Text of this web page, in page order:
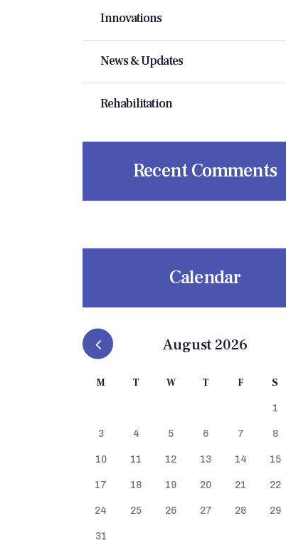
Innovations
News & Updates
Rehabilitation
Recent Comments
Calendar
August 2026
M T W T F S
1
3 4 5 6 7 8
10 11 12 13 14 15
17 18 19 20 21 22
24 25 26 27 28 29
31